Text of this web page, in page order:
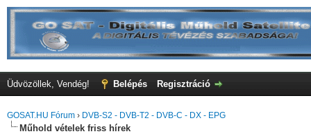
Üdvözöllek, Vendég! Belépés Regisztráció
GOSAT.HU Fórum › DVB-S2 - DVB-T2 - DVB-C - DX - EPG
Műhold vételek friss hírek